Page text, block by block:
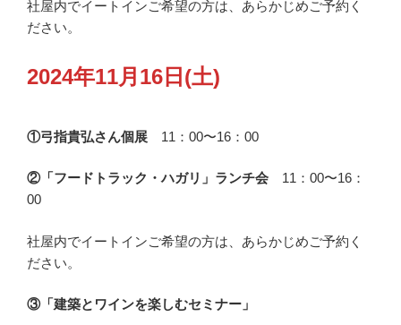
社屋内でイートインご希望の方は、あらかじめご予約く
ださい。
2024年11月16日(土)
①弓指貴弘さん個展 11：00〜16：00
②「フードトラック・ハガリ」ランチ会 11：00〜16：
00
社屋内でイートインご希望の方は、あらかじめご予約く
ださい。
③「建築とワインを楽しむセミナー」